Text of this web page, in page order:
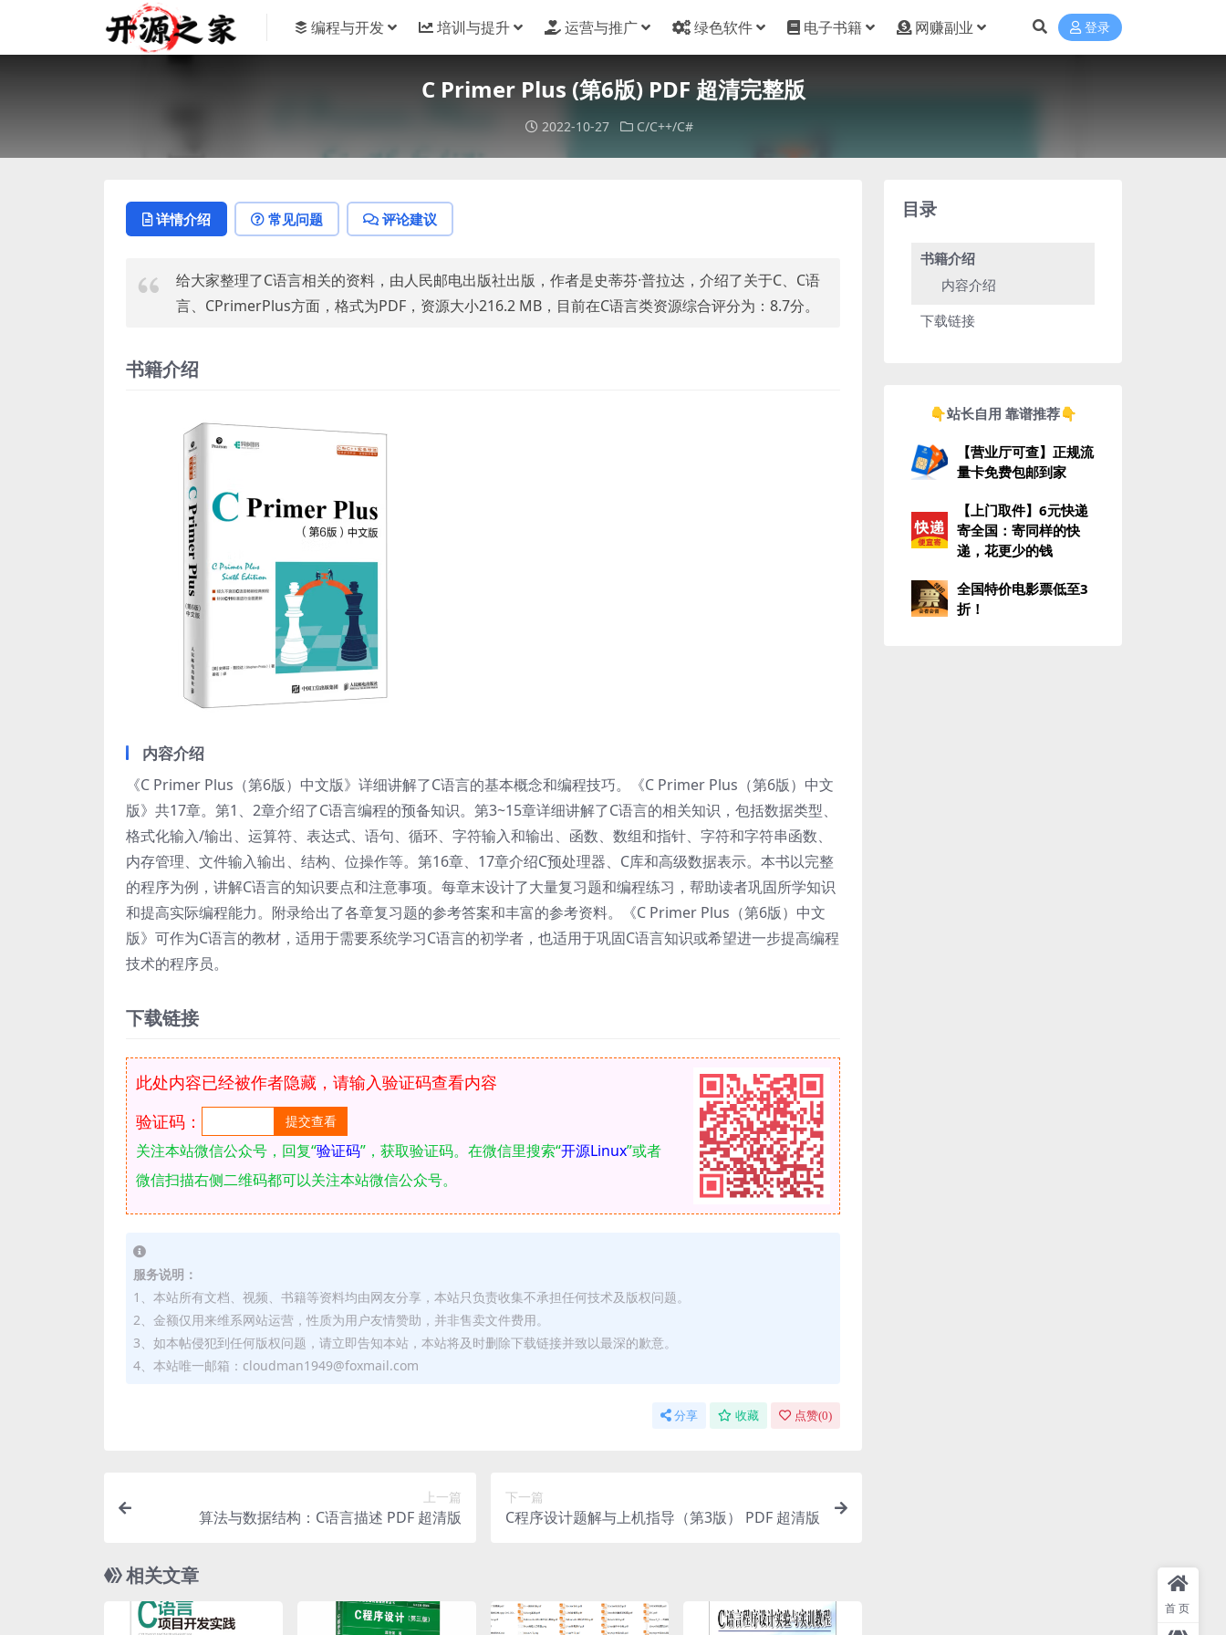
编程与开发 培训与提升 运营与推广 绿色软件 电子书籍 网赚副业 登录
C Primer Plus (第6版) PDF 超清完整版
2022-10-27 C/C++/C#
详情介绍 常见问题 评论建议
给大家整理了C语言相关的资料，由人民邮电出版社出版，作者是史蒂芬·普拉达，介绍了关于C、C语
言、CPrimerPlus方面，格式为PDF，资源大小216.2 MB，目前在C语言类资源综合评分为：8.7分。
书籍介绍
内容介绍
《C Primer Plus（第6版）中文版》详细讲解了C语言的基本概念和编程技巧。《C Primer Plus（第6版）中文
版》共17章。第1、2章介绍了C语言编程的预备知识。第3~15章详细讲解了C语言的相关知识，包括数据类型、
格式化输入/输出、运算符、表达式、语句、循环、字符输入和输出、函数、数组和指针、字符和字符串函数、
内存管理、文件输入输出、结构、位操作等。第16章、17章介绍C预处理器、C库和高级数据表示。本书以完整
的程序为例，讲解C语言的知识要点和注意事项。每章末设计了大量复习题和编程练习，帮助读者巩固所学知识
和提高实际编程能力。附录给出了各章复习题的参考答案和丰富的参考资料。《C Primer Plus（第6版）中文
版》可作为C语言的教材，适用于需要系统学习C语言的初学者，也适用于巩固C语言知识或希望进一步提高编程
技术的程序员。
下载链接
此处内容已经被作者隐藏，请输入验证码查看内容
验证码：
关注本站微信公众号，回复“验证码”，获取验证码。在微信里搜索“开源Linux”或者
微信扫描右侧二维码都可以关注本站微信公众号。
服务说明：
1、本站所有文档、视频、书籍等资料均由网友分享，本站只负责收集不承担任何技术及版权问题。
2、金额仅用来维系网站运营，性质为用户友情赞助，并非售卖文件费用。
3、如本帖侵犯到任何版权问题，请立即告知本站，本站将及时删除下载链接并致以最深的歉意。
4、本站唯一邮箱：cloudman1949@foxmail.com
分享 收藏 点赞(0)
上一篇
算法与数据结构：C语言描述 PDF 超清版
下一篇
C程序设计题解与上机指导（第3版） PDF 超清版
相关文章
目录
书籍介绍
内容介绍
下载链接
👇站长自用 靠谱推荐👇
【营业厅可查】正规流
量卡免费包邮到家
【上门取件】6元快递
寄全国：寄同样的快
递，花更少的钱
全国特价电影票低至3
折！
首页